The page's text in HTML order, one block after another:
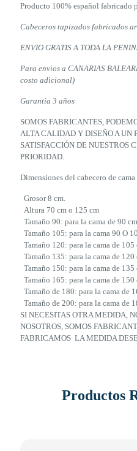
Producto 100% español fabricado
Cabeceros tapizados fabricados
ENVIO GRATIS A TODA LA
Para envios a CANARIAS
costo adicional)
Garantia 3 años
SOMOS FABRICANTES,
ALTA CALIDAD Y DISEÑO A UN
SATISFACCIÓN DE NUESTROS
PRIORIDAD.
Dimensiones del cabecero de
Grosor 8 cm.
Altura 70 cm o 125 cm
Tamaño 90: para la cama de 90 cm.
Tamaño 105: para la cama 90 O
Tamaño 120: para la cama de 105
Tamaño 135: para la cama de 120
Tamaño 150: para la cama de 135
Tamaño 165: para la cama de 150
Tamaño de 180: para la cama de
Tamaño de 200: para la cama de
SI NECESITAS OTRA MEDIDA,
NOSOTROS, SOMOS
FABRICAMOS LA MEDIDA
Productos